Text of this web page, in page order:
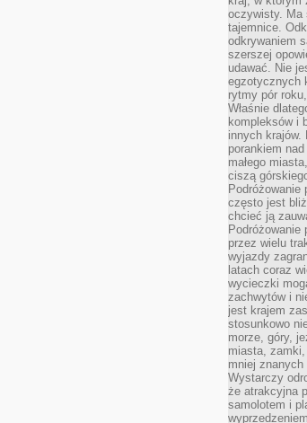
oczywisty. Ma
tajemnice.
odkrywaniem
szerszej
udawać. Nie
egzotycznych
rytmy pór
Właśnie
kompleksów i
innych
porankiem
małego
ciszą
Podróżowanie
często jest
chcieć ją
Podróżowanie
przez wielu
wyjazdy
latach coraz
wycieczki
zachwytów i
jest krajem
stosunkowo
morze, góry,
miasta,
mniej
Wystarczy
że atrakcyjna
samolotem i